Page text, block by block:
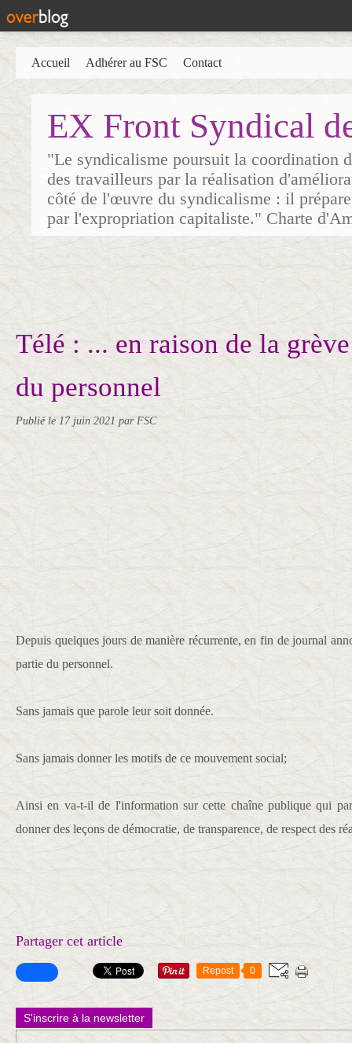
EX Front Syndical
"Le syndicalisme poursuit la coordination
des travailleurs par la réalisation
côté de l'œuvre du syndicalisme : il
par l'expropriation capitaliste." Charte
Accueil Adhérer au FSC Contact
Télé : ... en raison de la
du personnel
Publié le 17 juin 2021 par FSC
Depuis quelques jours de manière récurrente, en fin de journal
partie du personnel.
Sans jamais que parole leur soit donnée.
Sans jamais donner les motifs de ce mouvement social;
Ainsi en va-t-il de l'information sur cette chaîne publique qui
donner des leçons de démocratie, de transparence, de respect des
Partager cet article
Repost 0
S'inscrire à la newsletter